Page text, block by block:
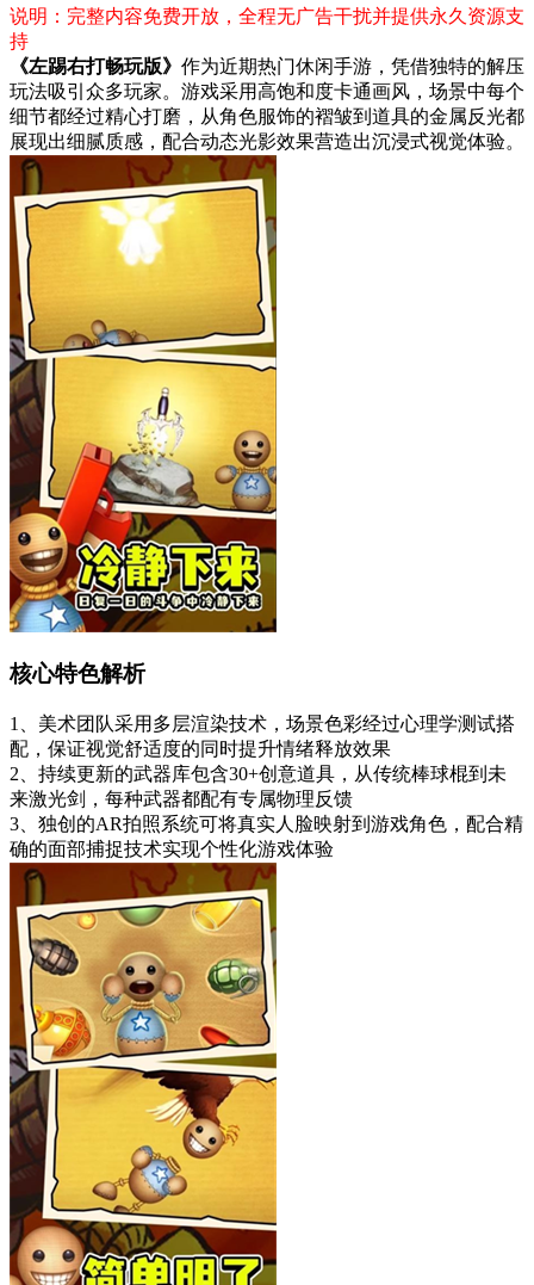
说明：完整内容免费开放，全程无广告干扰并提供永久资源支
持
《左踢右打畅玩版》 作为近期热门休闲手游，凭借独特的解压
玩法吸引众多玩家。游戏采用高饱和度卡通画风，场景中每个
细节都经过精心打磨，从角色服饰的褶皱到道具的金属反光都
展现出细腻质感，配合动态光影效果营造出沉浸式视觉体验。
核心特色解析
1、美术团队采用多层渲染技术，场景色彩经过心理学测试搭
配，保证视觉舒适度的同时提升情绪释放效果
2、持续更新的武器库包含30+创意道具，从传统棒球棍到未
来激光剑，每种武器都配有专属物理反馈
3、独创的AR拍照系统可将真实人脸映射到游戏角色，配合精
确的面部捕捉技术实现个性化游戏体验